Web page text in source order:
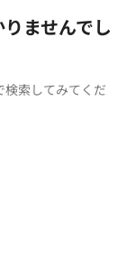
ませんでし
索してみてくだ